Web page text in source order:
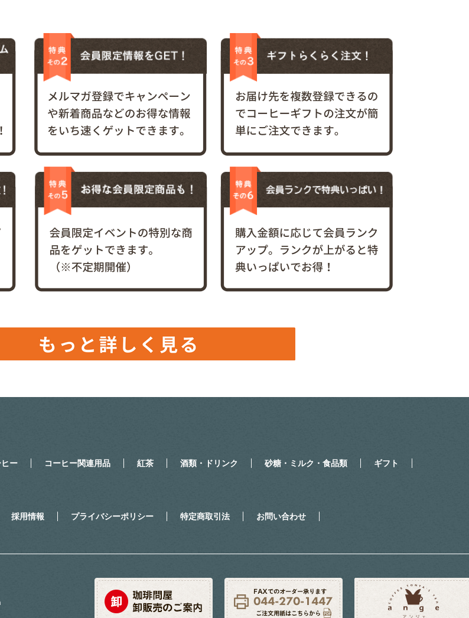
ー コーヒー関連用品 紅茶 酒類・ドリンク 砂糖・ミルク・食品類 ギフト
採用情報 プライバシーポリシー 特定商取引法 お問い合わせ